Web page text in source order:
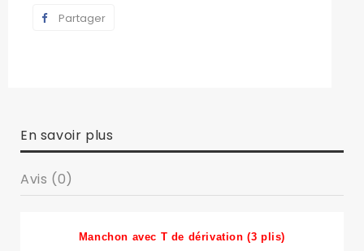
Partager
En savoir plus
Avis (0)
Manchon avec T de dérivation (3 plis)